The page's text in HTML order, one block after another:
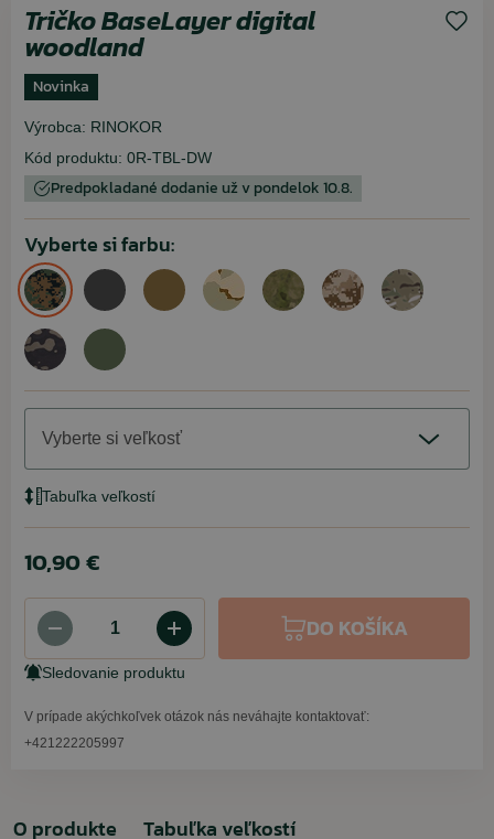
Tričko BaseLayer digital
woodland
Novinka
Výrobca: RINOKOR
Kód produktu: 0R-TBL-DW
Predpokladané dodanie už v pondelok 10.8.
Vyberte si farbu:
Vyberte si veľkosť
Tabuľka veľkostí
10,90 €
DO KOŠÍKA
Sledovanie produktu
V prípade akýchkoľvek otázok nás neváhajte kontaktovať:
+421222205997
O produkte Tabuľka veľkostí